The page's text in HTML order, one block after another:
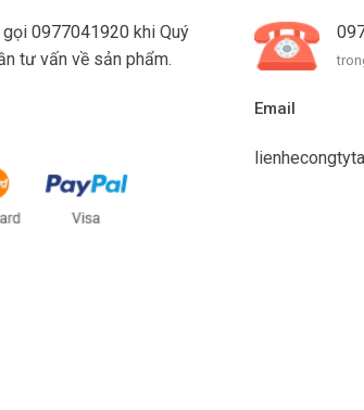
gọi0977041920 khi Quý
tư vấn về sản phẩm.
Email